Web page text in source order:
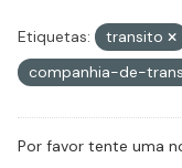
Etiquetas: transito
companhia-de-
Por favor tente uma